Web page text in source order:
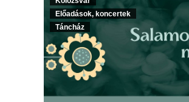
Előadások, koncertek
Táncház